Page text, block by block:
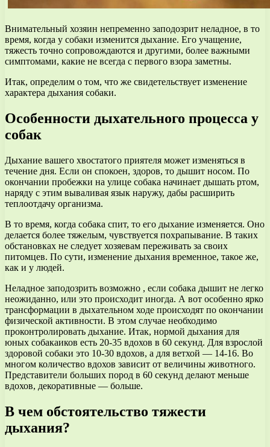
Внимательный хозяин непременно заподозрит неладное, в то
время, когда у собаки изменится дыхание. Его учащение,
тяжесть точно сопровождаются и другими, более важными
симптомами, какие не всегда с первого взора заметны.
Итак, определим о том, что же свидетельствует изменение
характера дыхания собаки.
Особенности дыхательного процесса у
собак
Дыхание вашего хвостатого приятеля может изменяться в
течение дня. Если он спокоен, здоров, то дышит носом. По
окончании пробежки на улице собака начинает дышать ртом,
наряду с этим вываливая язык наружу, дабы расширить
теплоотдачу организма.
В то время, когда собака спит, то его дыхание изменяется. Оно
делается более тяжелым, чувствуется похрапывание. В таких
обстановках не следует хозяевам переживать за своих
питомцев. По сути, изменение дыхания временное, такое же,
как и у людей.
Неладное заподозрить возможно , если собака дышит не легко
неожиданно, или это происходит иногда. А вот особенно ярко
трансформации в дыхательном ходе происходят по окончании
физической активности. В этом случае необходимо
проконтролировать дыхание. Итак, нормой дыхания для
юных собакаиков есть 20-35 вдохов в 60 секунд. Для взрослой
здоровой собаки это 10-30 вдохов, а для ветхой — 14-16. Во
многом количество вдохов зависит от величины животного.
Представители больших пород в 60 секунд делают меньше
вдохов, декоративные — больше.
В чем обстоятельство тяжести
дыхания?